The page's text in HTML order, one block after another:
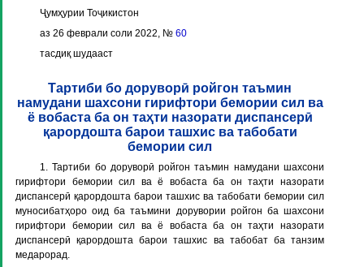
Ҷумҳурии Тоҷикистон
аз 26 феврали соли 2022, № 60
тасдиқ шудааст
Тартиби бо доруворӣ ройгон таъмин
намудани шахсони гирифтори бемории сил ва
ё вобаста ба он таҳти назорати диспансерӣ
қарордошта барои ташхис ва табобати
бемории сил
1. Тартиби бо доруворӣ ройгон таъмин намудани шахсони
гирифтори бемории сил ва ё вобаста ба он таҳти назорати
диспансерӣ қарордошта барои ташхис ва табобати бемории сил
муносибатҳоро оид ба таъмини дорувории ройгон ба шахсони
гирифтори бемории сил ва ё вобаста ба он таҳти назорати
диспансерӣ қарордошта барои ташхис ва табобат ба танзим
медарорад.